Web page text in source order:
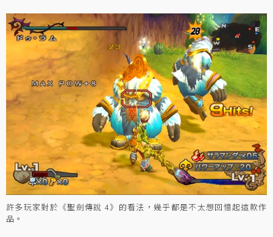
許多玩家對於《聖劍傳說 4》的看法，幾乎都是不太想回憶起這款作
品。